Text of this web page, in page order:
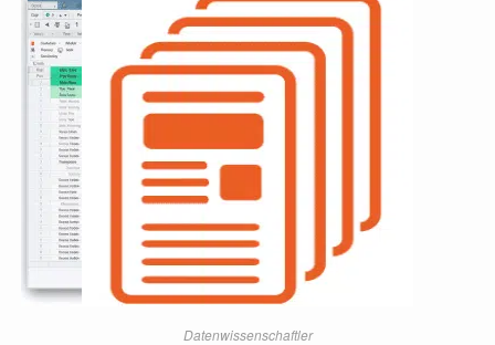
Datenwissenschaftler